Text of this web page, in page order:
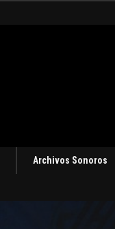
Archivos Sonoros